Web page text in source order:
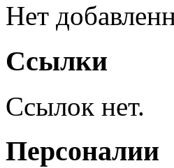
Нет
Ссылки
Ссылок нет.
Персоналии